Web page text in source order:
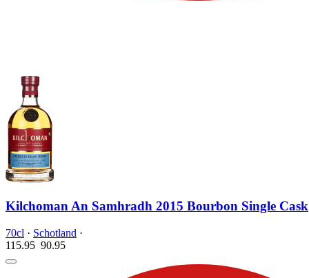
Kilchoman An Samhradh 2015 Bourbon Single Cask
70cl · Schotland ·
115.95 90.95